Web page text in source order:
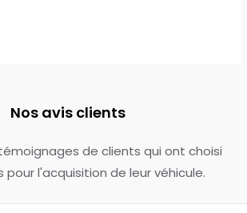
Nos avis clients
de clients qui ont choisi
pour l'acquisition de leur véhicule.